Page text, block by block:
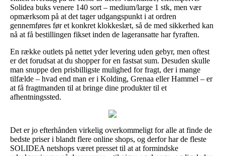
Solidea buks venere 140 sort – medium/large 1 stk, men vær
opmærksom på at det tager udgangspunkt i at ordren
gennemføres før et konkret klokkeslæt, så de med sikkerhed kan
nå at få bestillingen fikset inden de lageransatte har fyraften.
En række outlets på nettet yder levering uden gebyr, men oftest
er det forudsat at du shopper for en fastsat sum. Desuden skulle
man snuppe den prisbilligste mulighed for fragt, der i mange
tilfælde – hvad end man er i Kolding, Grenaa eller Hammel – er
at få fragtmanden til at bringe dine produkter til et
afhentningssted.
Det er jo efterhånden virkelig overkommeligt for alle at finde de
bedste priser i blandt flere online shops, og derfor har de fleste
SOLIDEA netshops været presset til at at formindske